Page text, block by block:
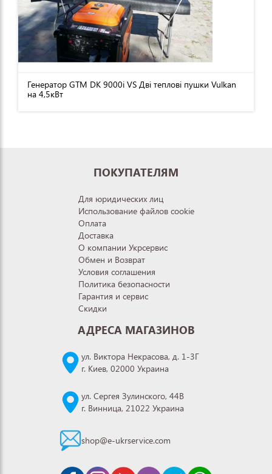
Генератор GTM DK 9000i VS Дві теплові пушки Vulkan
на 4,5кВт
ПОКУПАТЕЛЯМ
Для юридических лиц
Использование файлов cookie
Оплата
Доставка
О компании Укрсервис
Обмен и Возврат
Условия соглашения
Политика безопасности
Гарантия и сервис
Скидки
АДРЕСА МАГАЗИНОВ
ул. Виктора Некрасова, д. 1-3Г
г. Киев, 02000 Украина
ул. Сергея Зулинского, 44В
г. Винница, 21022 Украина
shop@e-ukrservice.com